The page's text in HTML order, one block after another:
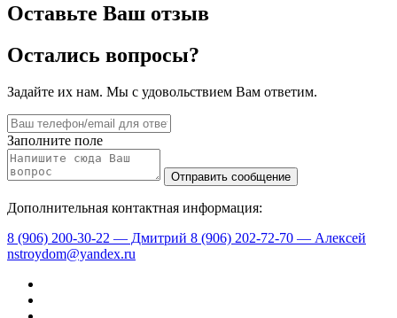
Оставьте Ваш отзыв
Остались вопросы?
Задайте их нам. Мы с удовольствием Вам ответим.
Заполните поле
Дополнительная контактная информация:
8 (906) 200-30-22 — Дмитрий 8 (906) 202-72-70 — Алексей
nstroydom@yandex.ru